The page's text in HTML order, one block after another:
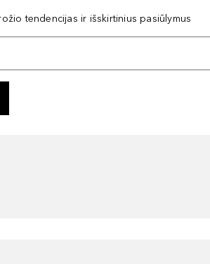
tendencijas ir išskirtinius pasiūlymus